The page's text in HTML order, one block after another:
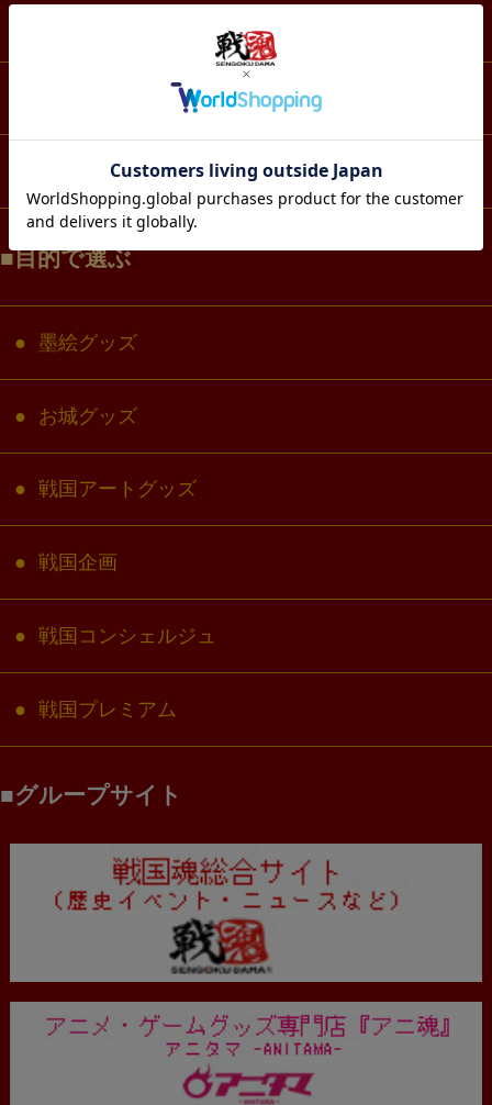
コラボ・キャラクター
目的で選ぶ
墨絵グッズ
お城グッズ
戦国アートグッズ
戦国企画
戦国コンシェルジュ
戦国プレミアム
グループサイト